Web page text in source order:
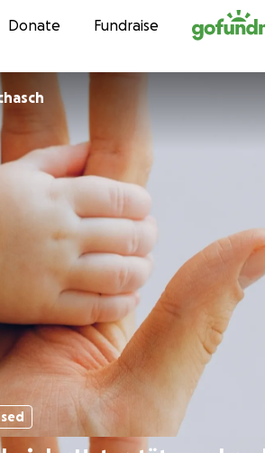
Skip to content
Donate Fundraise